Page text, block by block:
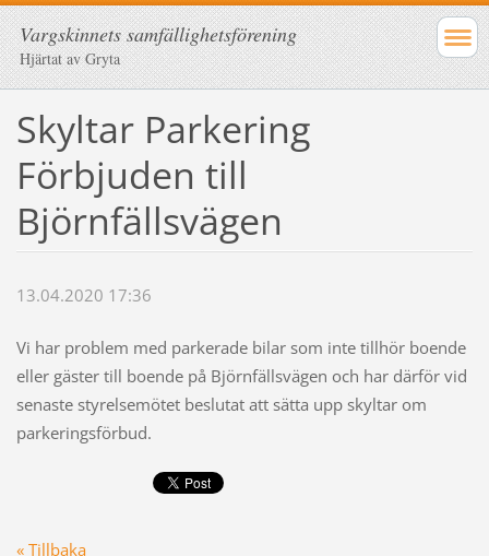
Vargskinnets samfällighetsförening
Hjärtat av Gryta
Skyltar Parkering
Förbjuden till
Björnfällsvägen
13.04.2020 17:36
Vi har problem med parkerade bilar som inte tillhör boende
eller gäster till boende på Björnfällsvägen och har därför vid
senaste styrelsemötet beslutat att sätta upp skyltar om
parkeringsförbud.
« Tillbaka